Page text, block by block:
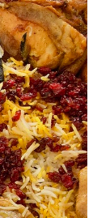
pro Woche
Rezepten,
reichlich
Aktionen &